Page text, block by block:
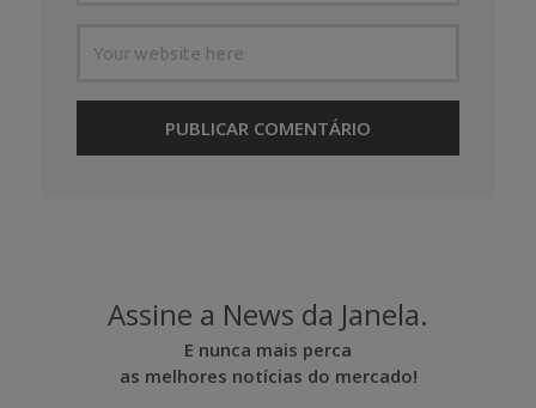
Assine a News da Janela.
E nunca mais perca
as melhores notícias do mercado!